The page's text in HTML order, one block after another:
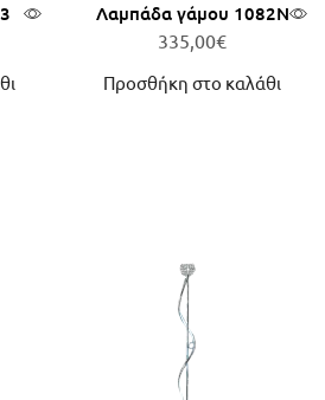
Λαμπάδα γάμου 1082Ν
335,00€
Προσθήκη στο καλάθι